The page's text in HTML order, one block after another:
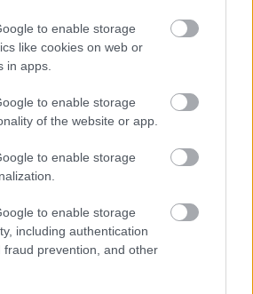
to enable storage
like cookies on web or
in apps.
to enable storage
of the website or app.
to enable storage
to enable storage
including authentication
fraud prevention, and other
de
la 30ª edición
de Cine
este sábado